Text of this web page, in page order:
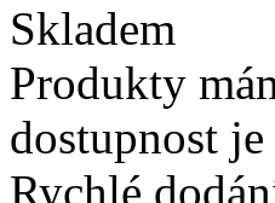
Skladem
Produkty
dostupnost
Rychlé